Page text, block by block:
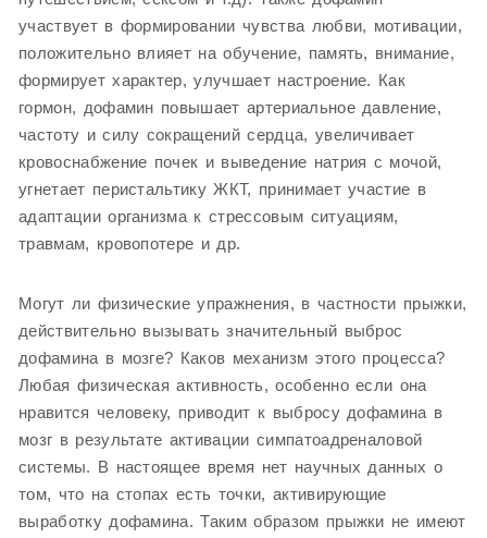
участвует в формировании чувства любви, мотивации,
положительно влияет на обучение, память, внимание,
формирует характер, улучшает настроение. Как
гормон, дофамин повышает артериальное давление,
частоту и силу сокращений сердца, увеличивает
кровоснабжение почек и выведение натрия с мочой,
угнетает перистальтику ЖКТ, принимает участие в
адаптации организма к стрессовым ситуациям,
травмам, кровопотере и др.
Могут ли физические упражнения, в частности прыжки,
действительно вызывать значительный выброс
дофамина в мозге? Каков механизм этого процесса?
Любая физическая активность, особенно если она
нравится человеку, приводит к выбросу дофамина в
мозг в результате активации симпатоадреналовой
системы. В настоящее время нет научных данных о
том, что на стопах есть точки, активирующие
выработку дофамина. Таким образом прыжки не имеют